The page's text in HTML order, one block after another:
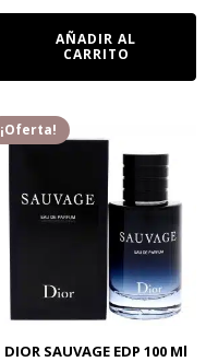
AÑADIR AL
CARRITO
¡Oferta!
DIOR SAUVAGE EDP 100 Ml